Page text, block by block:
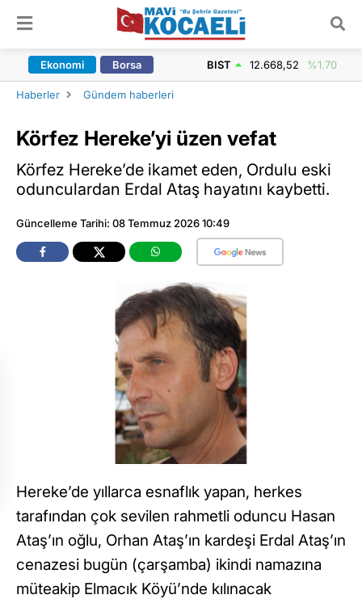
Ekonomi Borsa BIST 12.668,52 %1.70
Haberler Gündem haberleri
Körfez Hereke’yi üzen vefat
Körfez Hereke’de ikamet eden, Ordulu eski
odunculardan Erdal Ataş hayatını kaybetti.
Güncelleme Tarihi: 08 Temmuz 2026 10:49
Hereke’de yıllarca esnaflık yapan, herkes
tarafından çok sevilen rahmetli oduncu Hasan
Ataş’ın oğlu, Orhan Ataş’ın kardeşi Erdal Ataş’ın
cenazesi bugün (çarşamba) ikindi namazına
müteakip Elmacık Köyü’nde kılınacak